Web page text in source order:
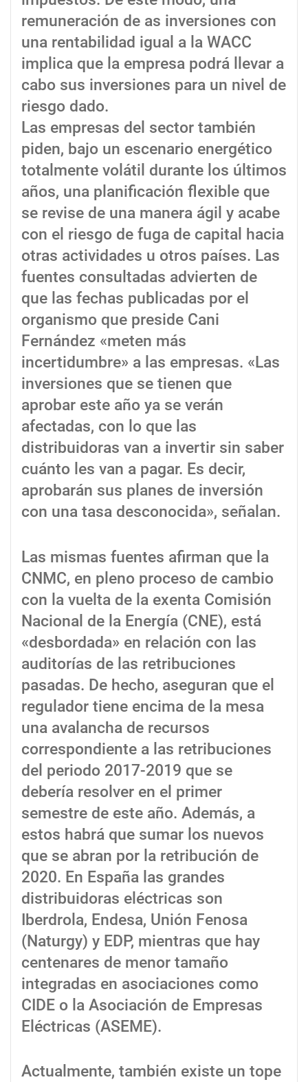
remuneración de as inversiones con
una rentabilidad igual a la WACC
implica que la empresa podrá llevar a
cabo sus inversiones para un nivel de
riesgo dado.
Las empresas del sector también
piden, bajo un escenario energético
totalmente volátil durante los últimos
años, una planificación flexible que
se revise de una manera ágil y acabe
con el riesgo de fuga de capital hacia
otras actividades u otros países. Las
fuentes consultadas advierten de
que las fechas publicadas por el
organismo que preside Cani
Fernández «meten más
incertidumbre» a las empresas. «Las
inversiones que se tienen que
aprobar este año ya se verán
afectadas, con lo que las
distribuidoras van a invertir sin saber
cuánto les van a pagar. Es decir,
aprobarán sus planes de inversión
con una tasa desconocida», señalan.
Las mismas fuentes afirman que la
CNMC, en pleno proceso de cambio
con la vuelta de la exenta Comisión
Nacional de la Energía (CNE), está
«desbordada» en relación con las
auditorías de las retribuciones
pasadas. De hecho, aseguran que el
regulador tiene encima de la mesa
una avalancha de recursos
correspondiente a las retribuciones
del periodo 2017-2019 que se
debería resolver en el primer
semestre de este año. Además, a
estos habrá que sumar los nuevos
que se abran por la retribución de
2020. En España las grandes
distribuidoras eléctricas son
Iberdrola, Endesa, Unión Fenosa
(Naturgy) y EDP, mientras que hay
centenares de menor tamaño
integradas en asociaciones como
CIDE o la Asociación de Empresas
Eléctricas (ASEME).
Actualmente, también existe un tope